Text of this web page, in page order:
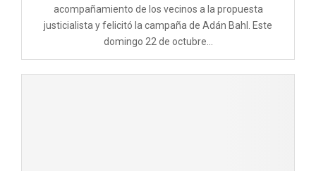
acompañamiento de los vecinos a la propuesta
justicialista y felicitó la campaña de Adán Bahl. Este
domingo 22 de octubre...